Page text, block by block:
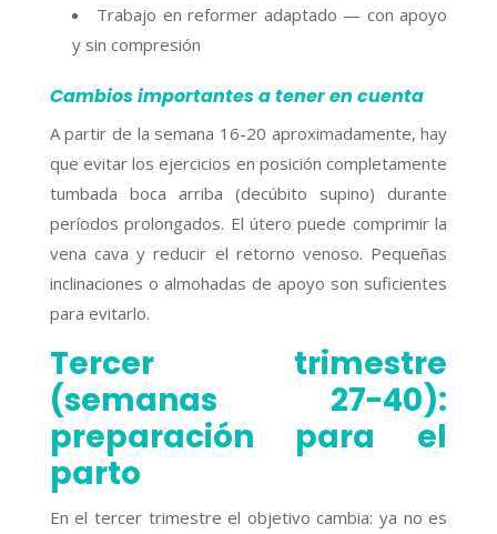
Trabajo en reformer adaptado — con apoyo
y sin compresión
Cambios importantes a tener en cuenta
A partir de la semana 16-20 aproximadamente, hay
que evitar los ejercicios en posición completamente
tumbada boca arriba (decúbito supino) durante
períodos prolongados. El útero puede comprimir la
vena cava y reducir el retorno venoso. Pequeñas
inclinaciones o almohadas de apoyo son suficientes
para evitarlo.
Tercer trimestre
(semanas 27-40):
preparación para el
parto
En el tercer trimestre el objetivo cambia: ya no es